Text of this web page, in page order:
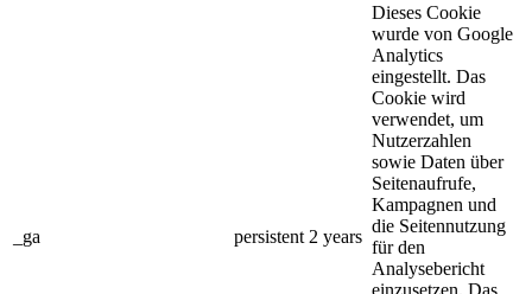
_ga persistent 2 years
Dieses Cookie
wurde von Google
Analytics
eingestellt. Das
Cookie wird
verwendet, um
Nutzerzahlen
sowie Daten über
Seitenaufrufe,
Kampagnen und
die Seitennutzung
für den
Analysebericht
einzusetzen. Das